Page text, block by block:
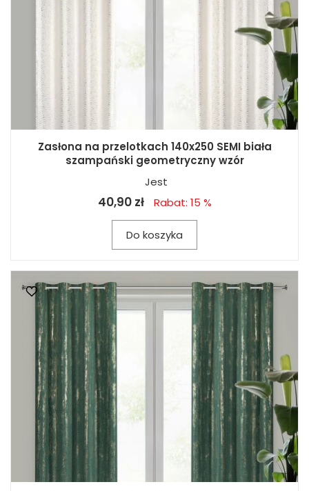
Zasłona na przelotkach 140x250 SEMI biała
szampański geometryczny wzór
Jest
40,90 zł Rabat: 15 %
Do koszyka